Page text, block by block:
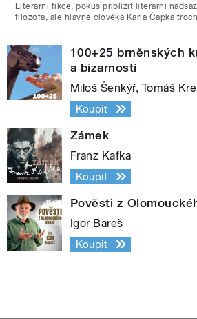
Literární fikce, pokus přiblížit literární
filozofa, ale hlavně člověka Karla Čapka
100+25 brněnských
a bizarností
Miloš Šenkýř, Tomáš
Koupit
Zámek
Franz Kafka
Koupit
Pověsti z
Igor Bareš
Koupit